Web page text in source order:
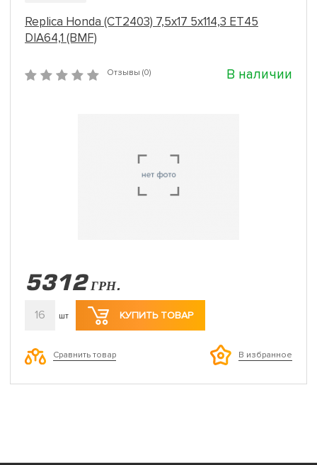
Replica Honda (CT2403) 7,5x17 5x114,3 ET45
DIA64,1 (BMF)
Отзывы (0) В наличии
5312 ГРН.
16 шт КУПИТЬ ТОВАР
Сравнить товар В избранное